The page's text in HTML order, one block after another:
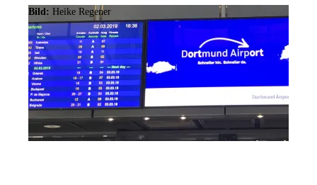
Bild: Heike Regener